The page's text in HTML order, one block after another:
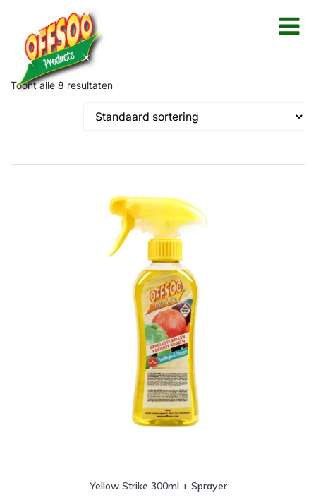
Toont alle 8 resultaten
Yellow Strike 300ml + Sprayer